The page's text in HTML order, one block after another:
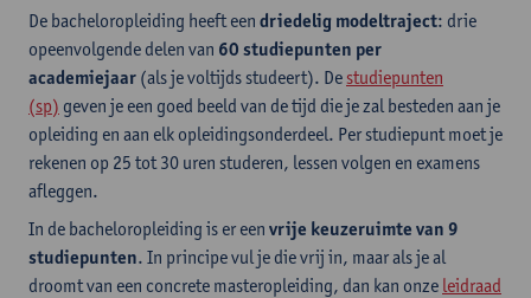
De bacheloropleiding heeft een driedelig modeltraject: drie
opeenvolgende delen van 60 studiepunten per
academiejaar (als je voltijds studeert). De studiepunten
(sp) geven je een goed beeld van de tijd die je zal besteden aan je
opleiding en aan elk opleidingsonderdeel. Per studiepunt moet je
rekenen op 25 tot 30 uren studeren, lessen volgen en examens
afleggen.
In de bacheloropleiding is er een vrije keuzeruimte van 9
studiepunten. In principe vul je die vrij in, maar als je al
droomt van een concrete masteropleiding, dan kan onze leidraad